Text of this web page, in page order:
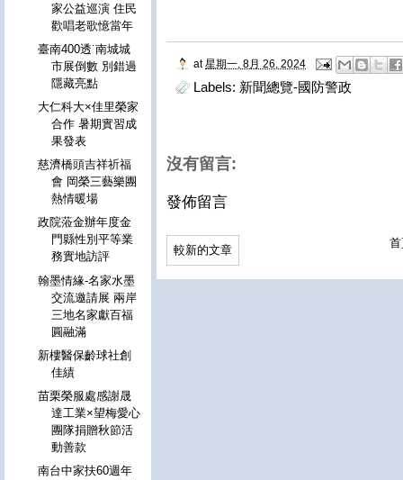
at 星期一, 8月 26, 2024
Labels: 新聞總覽-國防警政
沒有留言:
發佈留言
較新的文章
家公益巡演 住民
歡唱老歌憶當年
臺南400透˙南城城
市展倒數 別錯過
隱藏亮點
大仁科大×佳里榮家
合作 暑期實習成
果發表
慈濟橋頭吉祥祈福
會 岡榮三藝樂團
熱情暖場
政院蒞金辦年度金
門縣性別平等業
務實地訪評
翰墨情緣-名家水墨
交流邀請展 兩岸
三地名家獻百福
圓融滿
新樓醫保齡球社創
佳績
苗栗榮服處感謝晟
達工業×望梅愛心
團隊捐贈秋節活
動善款
南台中家扶60週年